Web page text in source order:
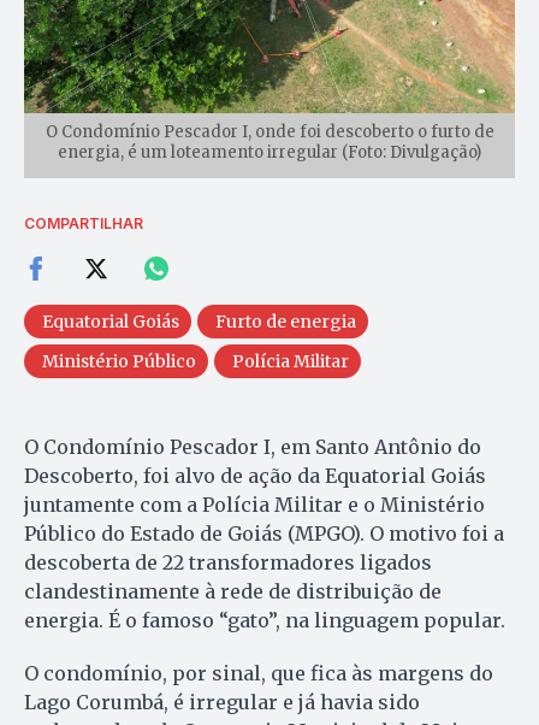
O Condomínio Pescador I, onde foi descoberto o furto de
energia, é um loteamento irregular (Foto: Divulgação)
COMPARTILHAR
Equatorial Goiás
Furto de energia
Ministério Público
Polícia Militar
O Condomínio Pescador I, em Santo Antônio do
Descoberto, foi alvo de ação da Equatorial Goiás
juntamente com a Polícia Militar e o Ministério
Público do Estado de Goiás (MPGO). O motivo foi a
descoberta de 22 transformadores ligados
clandestinamente à rede de distribuição de
energia. É o famoso “gato”, na linguagem popular.
O condomínio, por sinal, que fica às margens do
Lago Corumbá, é irregular e já havia sido